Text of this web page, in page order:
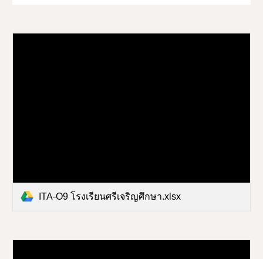
ITA-O9 โรงเรียนศรีเจริญศึกษา.xlsx